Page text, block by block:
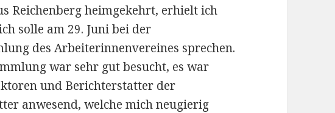
Reichenberg heimgekehrt, erhielt ich
solle am 29. Juni bei der
des Arbeiterinnenvereines sprechen.
war sehr gut besucht, es war
und Berichterstatter der
anwesend, welche mich neugierig